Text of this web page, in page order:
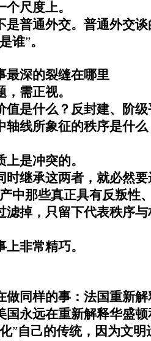
尺度上。
是普通外交。普通外交
谁”。
最深的裂缝在哪里
需正视。
值是什么？反封建、阶
轴线所象征的秩序是什
是冲突的。
时继承这两者，就必然
中那些真正具有反叛性
滤掉，只留下代表秩序与
非常精巧。
做同样的事：法国重新
国永远在重新解释华盛
”自己的传统，因为文